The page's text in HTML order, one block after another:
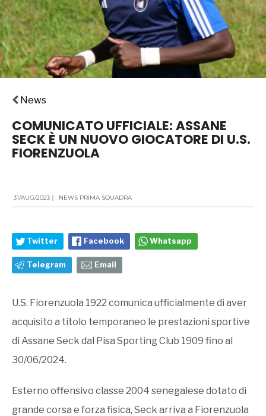
News
COMUNICATO UFFICIALE: ASSANE
SECK È UN NUOVO GIOCATORE DI U.S.
FIORENZUOLA
31/AUG/2023 | NEWS PRIMA SQUADRA
Twitter Facebook Whatsapp
Telegram Email
U.S. Fiorenzuola 1922 comunica ufficialmente di aver
acquisito a titolo temporaneo le prestazioni sportive
di Assane Seck dal Pisa Sporting Club 1909 fino al
30/06/2024.
Esterno offensivo classe 2004 senegalese dotato di
grande corsa e forza fisica, Seck arriva a Fiorenzuola